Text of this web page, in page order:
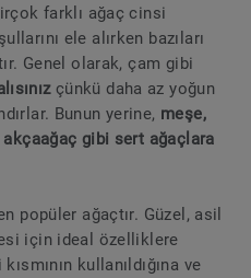
farklı ağaç cinsi
ele alırken bazıları
Genel olarak, çam gibi
çünkü daha az yoğun
Bunun yerine, meşe,
akçaağaç gibi sert ağaçlara
popüler ağaçtır. Güzel, asil
için ideal özelliklere
kullanıldığına ve